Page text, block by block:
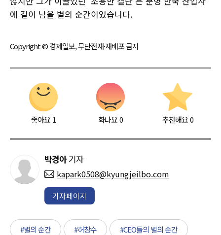
에 길이 남을 별의 순간이었습니다.
Copyright © 경제일보, 무단전재·재배포 금지
좋아요 1 화나요0 추천해요 0
박경아기자
kapark0508@kyungjeilbo.com
기자페이지
#별의 순간 #허창수 #CEO들의 별의 순간